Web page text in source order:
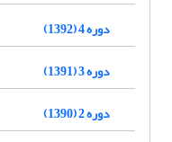
دوره 4 (1392)
دوره 3 (1391)
دوره 2 (1390)